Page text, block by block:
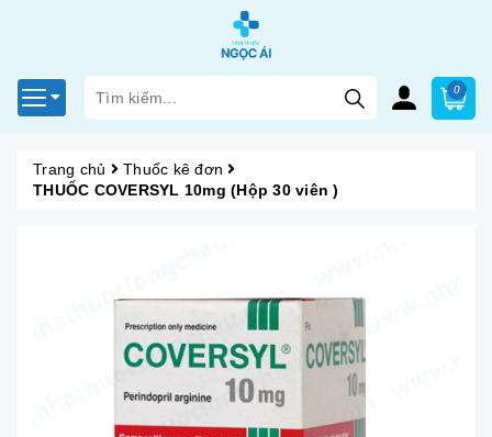
0
Trang chủ
Thuốc kê đơn
THUỐC COVERSYL 10mg (Hộp 30 viên )